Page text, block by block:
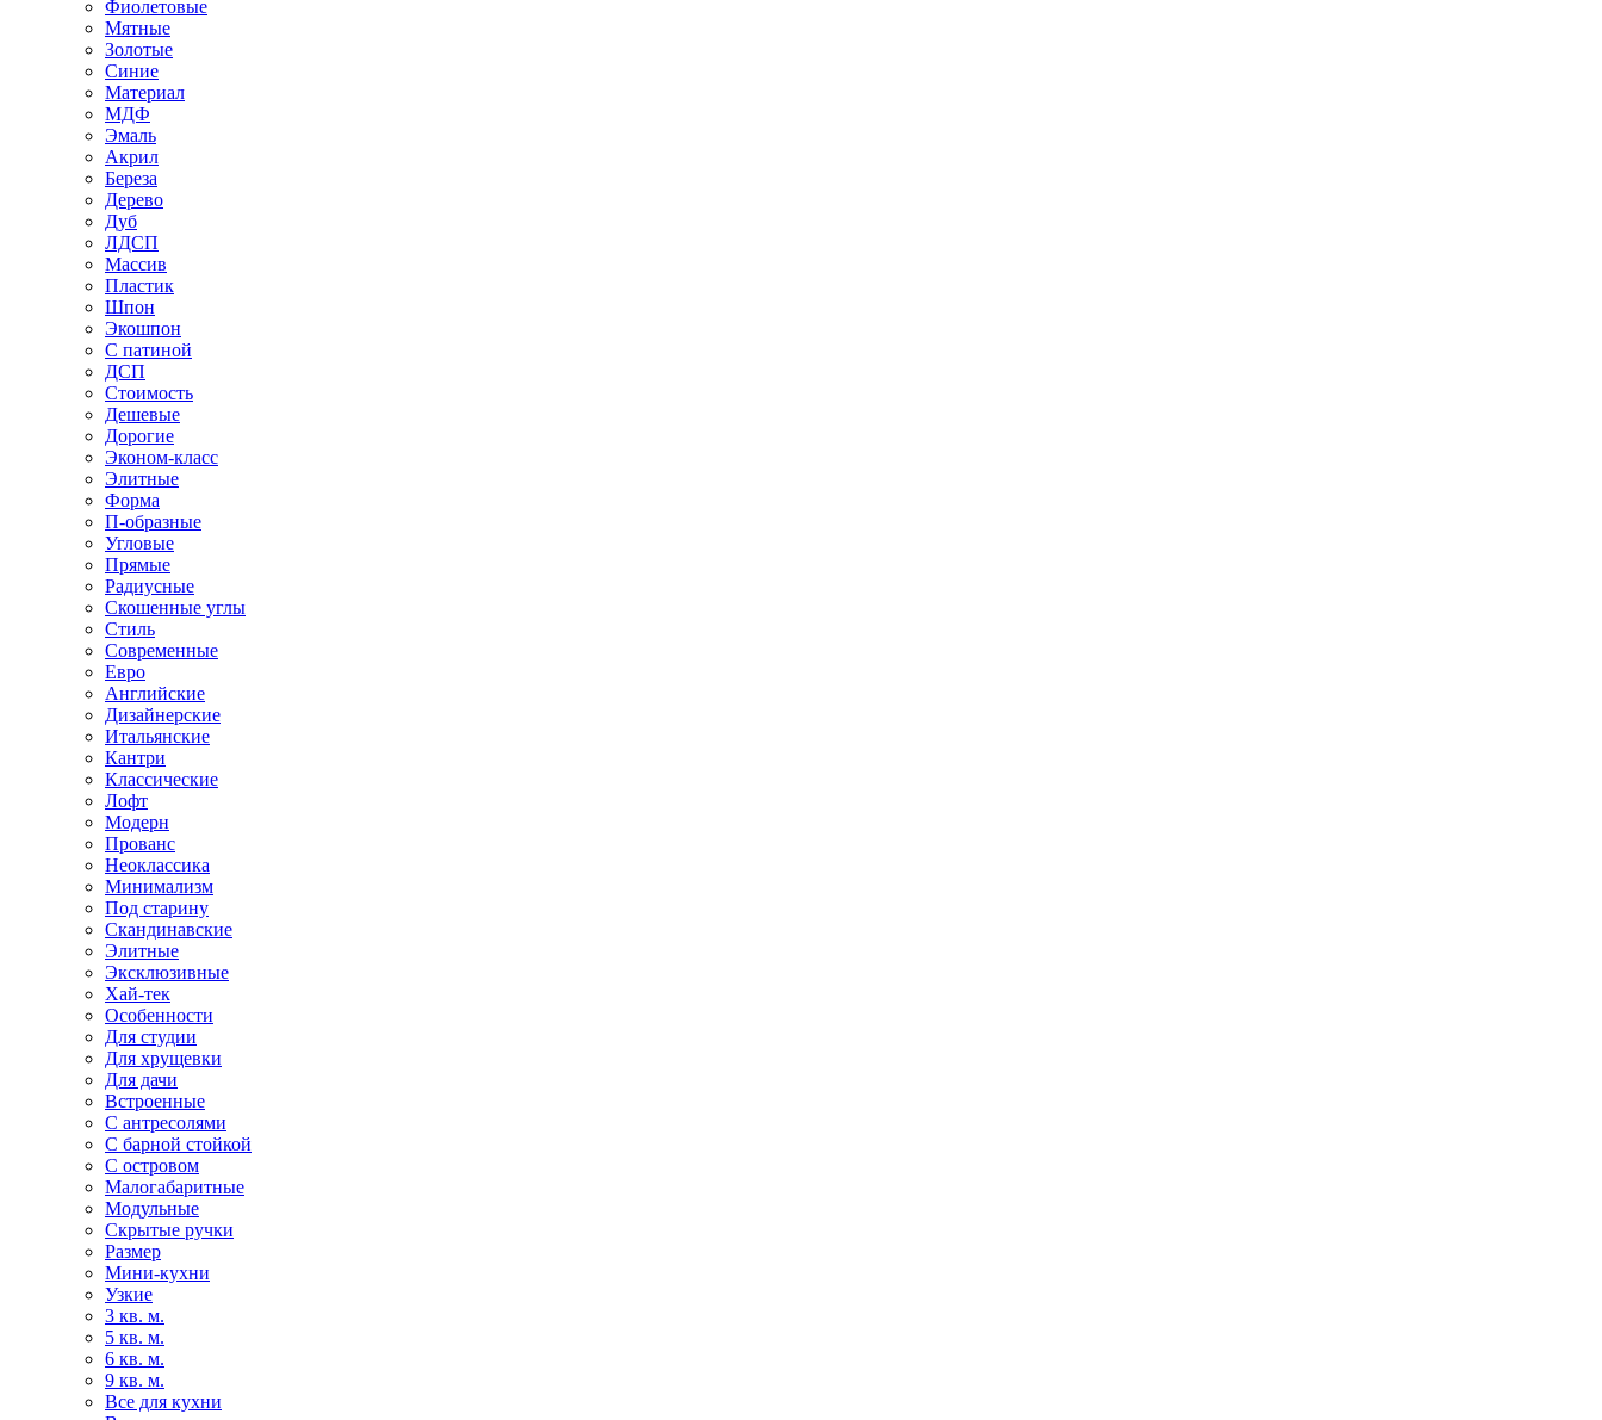
Фиолетовые
Мятные
Золотые
Синие
Материал
МДФ
Эмаль
Акрил
Береза
Дерево
Дуб
ЛДСП
Массив
Пластик
Шпон
Экошпон
С патиной
ДСП
Стоимость
Дешевые
Дорогие
Эконом-класс
Элитные
Форма
П-образные
Угловые
Прямые
Радиусные
Скошенные углы
Стиль
Современные
Евро
Английские
Дизайнерские
Итальянские
Кантри
Классические
Лофт
Модерн
Прованс
Неоклассика
Минимализм
Под старину
Скандинавские
Элитные
Эксклюзивные
Хай-тек
Особенности
Для студии
Для хрущевки
Для дачи
Встроенные
С антресолями
С барной стойкой
С островом
Малогабаритные
Модульные
Скрытые ручки
Размер
Мини-кухни
Узкие
3 кв. м.
5 кв. м.
6 кв. м.
9 кв. м.
Все для кухни